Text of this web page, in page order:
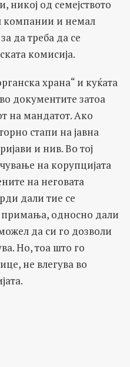
никој од семејството
компании и немал
да треба да се
комисија.
храна“ и куќата
документите затоа
на мандатот. Ако
стапи на јавна
и нив. Во тој
на корупцијата
на неговата
дали тие се
примања, односно дали
да си го дозволи
Но, тоа што го
не влегува во